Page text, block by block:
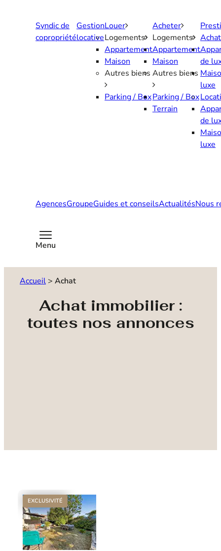
Syndic de
copropriété
Gestion
locative
Louer
Logements
Appartement
Maison
Autres biens
Parking / Box
Acheter
Logements
Appartement
Maison
Autres biens
Parking / Box
Terrain
Achat
de
luxe
de
luxe
AgencesGroupeGuides et conseilsActualitésNous
Menu
Accueil > Achat
Achat immobilier :
toutes nos annonces
EXCLUSIVITÉ